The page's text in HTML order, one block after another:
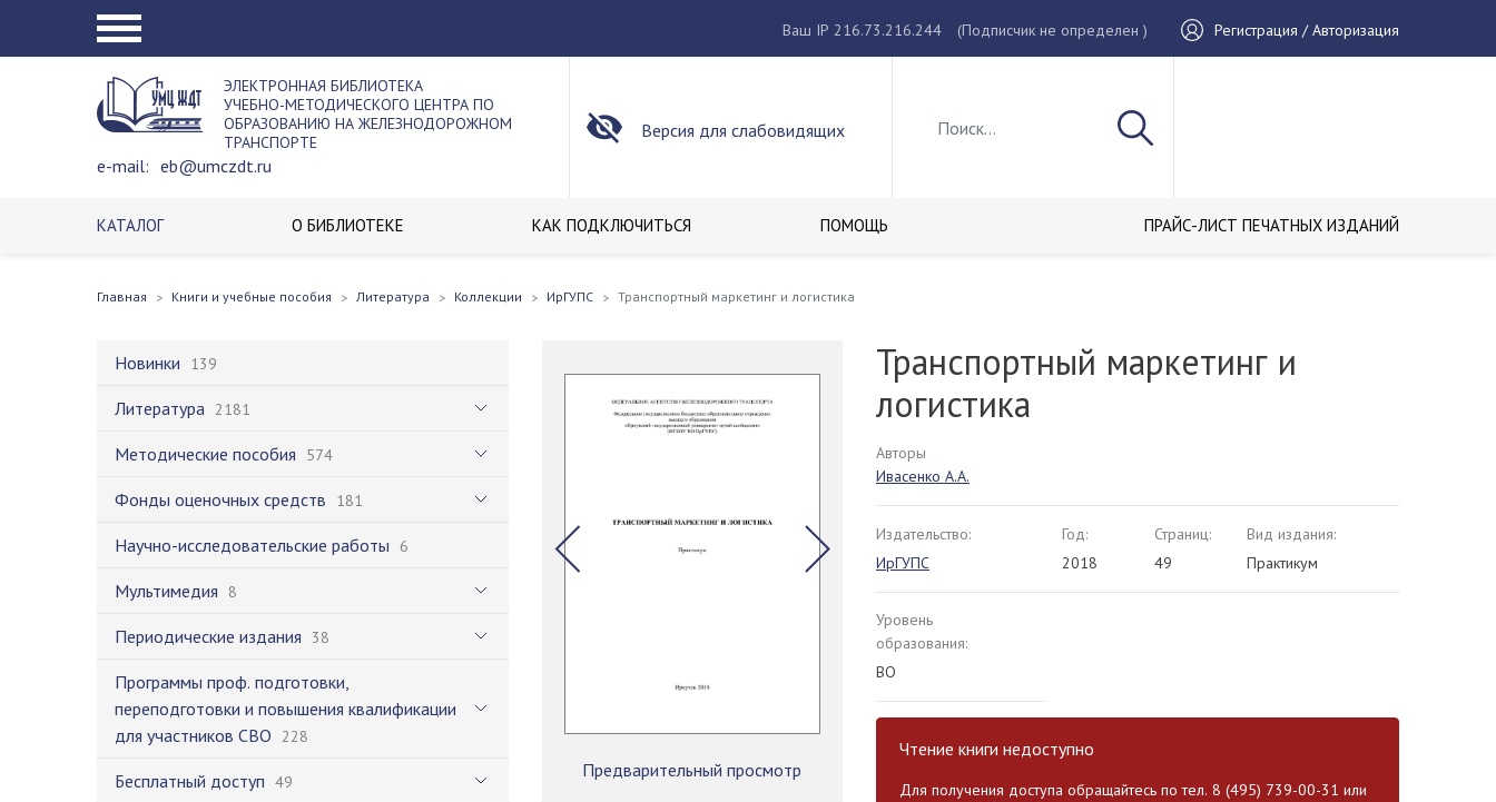
Ваш IP 216.73.216.244 (Подписчик не определен ) Регистрация / Авторизация
ЭЛЕКТРОННАЯ БИБЛИОТЕКА
УЧЕБНО-МЕТОДИЧЕСКОГО ЦЕНТРА ПО
ОБРАЗОВАНИЮ НА ЖЕЛЕЗНОДОРОЖНОМ
ТРАНСПОРТЕ
e-mail: eb@umczdt.ru
Версия для слабовидящих
КАТАЛОГ О БИБЛИОТЕКЕ КАК ПОДКЛЮЧИТЬСЯ ПОМОЩЬ ПРАЙС-ЛИСТ ПЕЧАТНЫХ ИЗДАНИЙ
Главная Книги и учебные пособия Литература Коллекции ИрГУПС Транспортный маркетинг и логистика
Новинки 139
Литература 2181
Методические пособия 574
Фонды оценочных средств 181
Научно-исследовательские работы 6
Мультимедия 8
Периодические издания 38
Программы проф. подготовки,
переподготовки и повышения квалификации
для участников СВО 228
Бесплатный доступ 49
Предварительный просмотр
Транспортный маркетинг и
логистика
Авторы
Ивасенко А.А.
Издательство:
ИрГУПС
Год:
2018
Страниц:
49
Вид издания:
Практикум
Уровень
образования:
ВО
Чтение книги недоступно
Для получения доступа обращайтесь по тел. 8 (495) 739-00-31 или